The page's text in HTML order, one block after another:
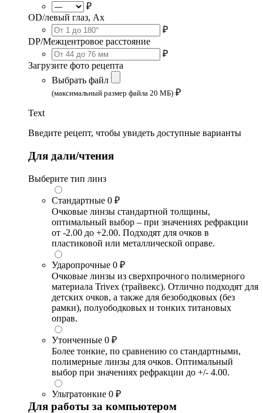
₽
OD/левый глаз, Ax
₽
DP/Межцентровое расстояние
₽
Загрузите фото рецепта
Выбрать файл
(максимальный размер файла 20 МБ) ₽
Text
Введите рецепт, чтобы увидеть доступные варианты
Для дали/чтения
Выберите тип линз
Стандартные 0 ₽
Очковые линзы стандартной толщины,
оптимальный выбор – при значениях рефракции
от -2.00 до +2.00. Подходят для очков в
пластиковой или металлической оправе.
Ударопрочные 0 ₽
Очковые линзы из сверхпрочного полимерного
материала Trivex (трайвекс). Отлично подходят для
детских очков, а также для безободковых (без
рамки), полуободковых и тонких титановых
оправ.
Утонченные 0 ₽
Более тонкие, по сравнению со стандартными,
полимерные линзы для очков. Оптимальный
выбор при значениях рефракции до +/- 4.00.
Ультратонкие 0 ₽
Для работы за компьютером